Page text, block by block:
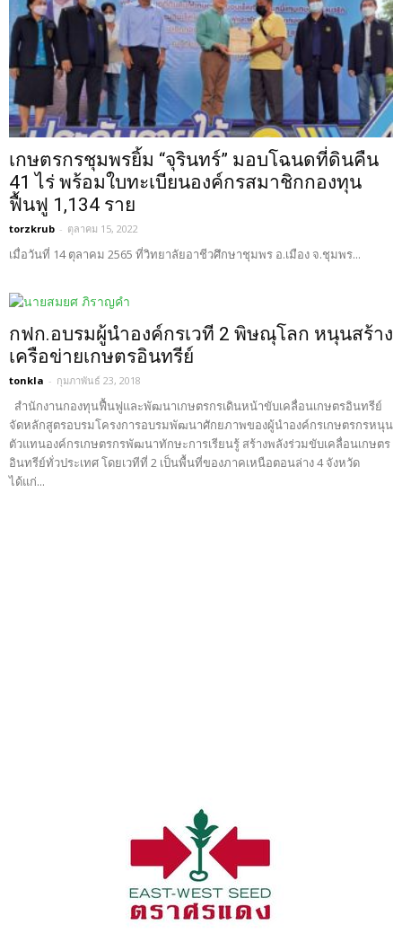
เกษตรกรชุมพรยิ้ม “จุรินทร์” มอบโฉนดที่ดินคืน
41 ไร่ พร้อมใบทะเบียนองค์กรสมาชิกกองทุน
ฟื้นฟู 1,134 ราย
torzkrub - ตุลาคม 15, 2022
เมื่อวันที่ 14 ตุลาคม 2565 ที่วิทยาลัยอาชีวศึกษาชุมพร อ.เมือง จ.ชุมพร...
กฟก.อบรมผู้นำองค์กรเวที 2 พิษณุโลก หนุนสร้าง
เครือข่ายเกษตรอินทรีย์
tonkla - กุมภาพันธ์ 23, 2018
สำนักงานกองทุนฟื้นฟูและพัฒนาเกษตรกรเดินหน้าขับเคลื่อนเกษตรอินทรีย์
จัดหลักสูตรอบรมโครงการอบรมพัฒนาศักยภาพของผู้นำองค์กรเกษตรกรหนุน
ตัวแทนองค์กรเกษตรกรพัฒนาทักษะการเรียนรู้ สร้างพลังร่วมขับเคลื่อนเกษตร
อินทรีย์ทั่วประเทศ โดยเวทีที่ 2 เป็นพื้นที่ของภาคเหนือตอนล่าง 4 จังหวัด
ได้แก่...